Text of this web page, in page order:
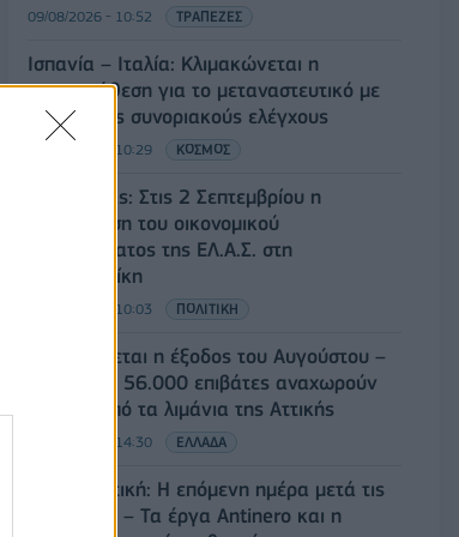
09/08/2026 - 10:52 ΤΡΑΠΕΖΕΣ
Ισπανία – Ιταλία: Κλιμακώνεται η
αντιπαράθεση για το μεταναστευτικό με
αμοιβαίους συνοριακούς ελέγχους
09/08/2026 - 10:29 ΚΟΣΜΟΣ
Αλ. Τσίπρας: Στις 2 Σεπτεμβρίου η
παρουσίαση του οικονομικού
προγράμματος της ΕΛ.Α.Σ. στη
Θεσσαλονίκη
09/08/2026 - 10:03 ΠΟΛΙΤΙΚΗ
Κορυφώνεται η έξοδος του Αυγούστου –
Πάνω από 56.000 επιβάτες αναχωρούν
σήμερα από τα λιμάνια της Αττικής
08/08/2026 - 14:30 ΕΛΛΑΔΑ
Δυτική Αττική: Η επόμενη ημέρα μετά τις
πυρκαγιές – Τα έργα Antinero και η